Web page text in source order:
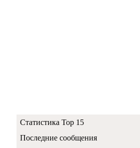
Статистика Top 15
Последние сообщения